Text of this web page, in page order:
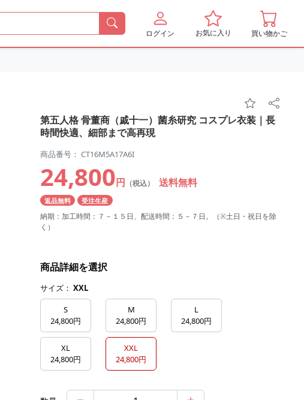
ログイン お気に入り 買い物かご
第五人格 骨董商（戚十一）菌糸研究 コスプレ衣装｜長
時間快適、細部まで高再現
商品番号： CT16M5A17A6I
24,800円 （税込） 送料無料
返品無料 受注生産
納期：加工時間：７－１５日、配送時間：５－７日。（※土日・祝日を除
く）
商品詳細を選択
サイズ： XXL
S
24,800円
M
24,800円
L
24,800円
XL
24,800円
XXL
24,800円